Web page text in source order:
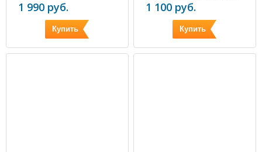
1 990 руб.
Купить
1 100 руб.
Купить